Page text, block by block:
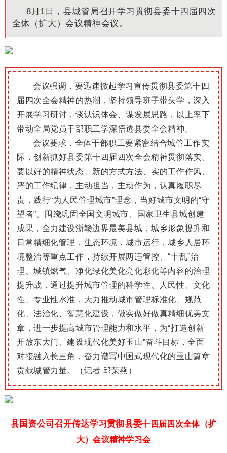
8月1日，县城管局召开学习贯彻县委十四届四次
全体（扩大）会议精神会议。
会议强调，要迅速掀起学习宣传贯彻县委第十四
届四次全会精神的热潮，坚持领导班子带头学，深入
开展学习研讨，谈认识体会、谋发展思路，以上率下
带动全局党员干部职工学深悟透县委全会精神。
会议要求，全体干部职工要紧密结合城管工作实
际，创新抓好县委第十四届四次全会精神贯彻落实。
要以好的精神状态、新的方式方法、实的工作作风、
严的工作纪律，主动担当，主动作为，认真履职尽
责，践行“为人民管理城市”理念，当好城市文明的“守
望者”。围绕巩固全国文明城市、国家卫生县城创建
成果，全力建设浙赣边界最美县城，城乡形象提升和
日常精细化管理，生态环境，城市运行，城乡人居环
境整治等重点工作，持续开展两违管控、“十乱”治
理、城镇燃气、净化绿化美化亮化彩化等内容的治理
提升战，通过提升城市管理的科学性、人民性、文化
性、专业性水准，大力推动城市管理标准化、规范
化、法治化、智慧化建设，做实做好做真精细优美文
章，进一步提高城市管理能力和水平，为“打造创新
开放东大门、建设现代化美好玉山”奋斗目标，全面
对接融入长三角，奋力谱写中国式现代化的玉山篇章
贡献城管力量。（记者 邱荣燕）
县国资公司召开传达学习贯彻县委十四届四次全体（扩
大）会议精神学习会